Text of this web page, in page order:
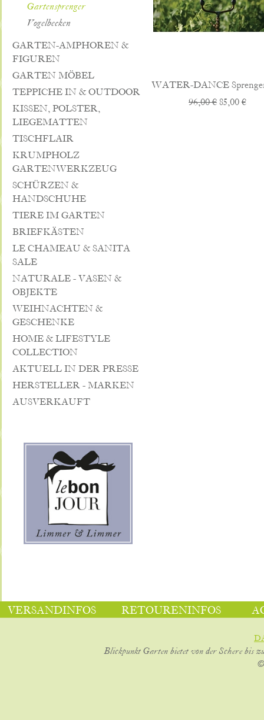
Gartensprenger
Vogelbecken
GARTEN-AMPHOREN &
FIGUREN
GARTEN MÖBEL
TEPPICHE IN & OUTDOOR
KISSEN, POLSTER,
LIEGEMATTEN
TISCHFLAIR
KRUMPHOLZ
GARTENWERKZEUG
SCHÜRZEN &
HANDSCHUHE
TIERE IM GARTEN
BRIEFKÄSTEN
LE CHAMEAU & SANITA
SALE
NATURALE - VASEN &
OBJEKTE
WEIHNACHTEN &
GESCHENKE
HOME & LIFESTYLE
COLLECTION
AKTUELL IN DER PRESSE
HERSTELLER - MARKEN
AUSVERKAUFT
WATER-DANCE
96,00 € 85,00 €
VERSANDINFOS RETOURENINFOS
Blickpunkt Garten bietet von der Schere bis